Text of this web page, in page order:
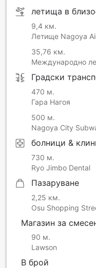
types of scones
If you book a plan with
the next morning.
летища в
9,4 км.
Летище Nagoya
35,76 км.
Международно
Градски
470 м.
Гара Нагоя
500 м.
Nagoya City
болници &
730 м.
Ryo Jimbo Dental
Пазаруване
2,25 км.
Osu Shopping
Магазин за
90 м.
Lawson
В брой